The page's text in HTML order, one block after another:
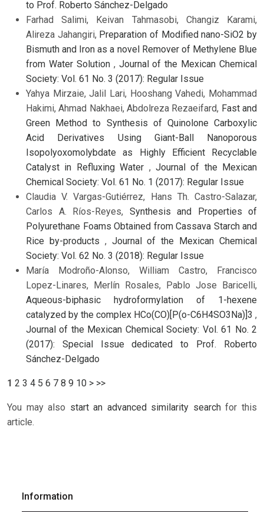
to Prof. Roberto Sánchez-Delgado
Farhad Salimi, Keivan Tahmasobi, Changiz Karami,
Alireza Jahangiri, Preparation of Modified nano-SiO2 by
Bismuth and Iron as a novel Remover of Methylene Blue
from Water Solution , Journal of the Mexican Chemical
Society: Vol. 61 No. 3 (2017): Regular Issue
Yahya Mirzaie, Jalil Lari, Hooshang Vahedi, Mohammad
Hakimi, Ahmad Nakhaei, Abdolreza Rezaeifard, Fast and
Green Method to Synthesis of Quinolone Carboxylic
Acid Derivatives Using Giant-Ball Nanoporous
Isopolyoxomolybdate as Highly Efficient Recyclable
Catalyst in Refluxing Water , Journal of the Mexican
Chemical Society: Vol. 61 No. 1 (2017): Regular Issue
Claudia V. Vargas-Gutiérrez, Hans Th. Castro-Salazar,
Carlos A. Ríos-Reyes, Synthesis and Properties of
Polyurethane Foams Obtained from Cassava Starch and
Rice by-products , Journal of the Mexican Chemical
Society: Vol. 62 No. 3 (2018): Regular Issue
María Modroño-Alonso, William Castro, Francisco
Lopez-Linares, Merlín Rosales, Pablo Jose Baricelli,
Aqueous-biphasic hydroformylation of 1-hexene
catalyzed by the complex HCo(CO)[P(o-C6H4SO3Na)]3 ,
Journal of the Mexican Chemical Society: Vol. 61 No. 2
(2017): Special Issue dedicated to Prof. Roberto
Sánchez-Delgado
1 2 3 4 5 6 7 8 9 10 > >>
You may also start an advanced similarity searchfor this
article.
Information